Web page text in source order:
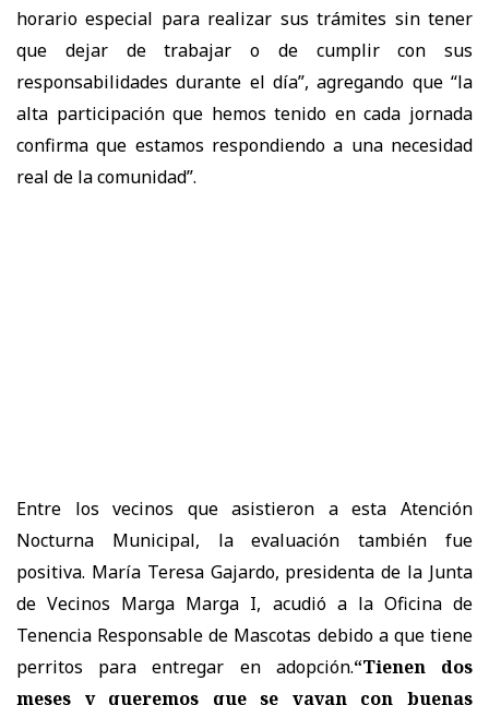
horario especial para realizar sus trámites sin tener
que dejar de trabajar o de cumplir con sus
responsabilidades durante el día”, agregando que “la
alta participación que hemos tenido en cada jornada
confirma que estamos respondiendo a una necesidad
real de la comunidad”.
Entre los vecinos que asistieron a esta Atención
Nocturna Municipal, la evaluación también fue
positiva. María Teresa Gajardo, presidenta de la Junta
de Vecinos Marga Marga I, acudió a la Oficina de
Tenencia Responsable de Mascotas debido a que tiene
perritos para entregar en adopción.“Tienen dos
meses y queremos que se vayan con buenas